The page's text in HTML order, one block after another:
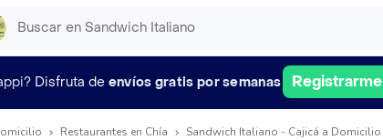
Disfruta de envíos gratis por semanas Registrarme
Restaurantes en Chía Sandwich Italiano - Cajicá a Domicilio